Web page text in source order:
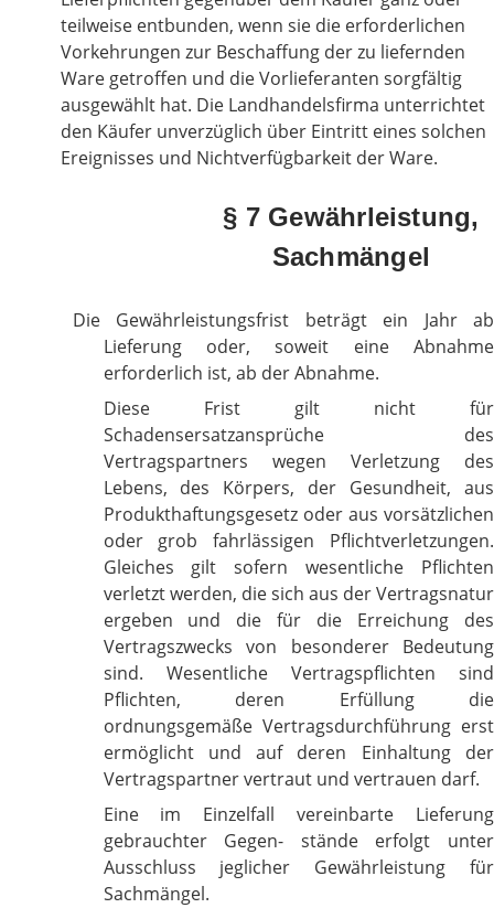
teilweise entbunden, wenn sie die erforderlichen
Vorkehrungen zur Beschaffung der zu liefernden
Ware getroffen und die Vorlieferanten sorgfältig
ausgewählt hat. Die Landhandelsfirma unterrichtet
den Käufer unverzüglich über Eintritt eines solchen
Ereignisses und Nichtverfügbarkeit der Ware.
§ 7 Gewährleistung,
Sachmängel
Die Gewährleistungsfrist beträgt ein Jahr ab
Lieferung oder, soweit eine Abnahme
erforderlich ist, ab der Abnahme.
Diese Frist gilt nicht für
Schadensersatzansprüche des
Vertragspartners wegen Verletzung des
Lebens, des Körpers, der Gesundheit, aus
Produkthaftungsgesetz oder aus vorsätzlichen
oder grob fahrlässigen Pflichtverletzungen.
Gleiches gilt sofern wesentliche Pflichten
verletzt werden, die sich aus der Vertragsnatur
ergeben und die für die Erreichung des
Vertragszwecks von besonderer Bedeutung
sind. Wesentliche Vertragspflichten sind
Pflichten, deren Erfüllung die
ordnungsgemäße Vertragsdurchführung erst
ermöglicht und auf deren Einhaltung der
Vertragspartner vertraut und vertrauen darf.
Eine im Einzelfall vereinbarte Lieferung
gebrauchter Gegen- stände erfolgt unter
Ausschluss jeglicher Gewährleistung für
Sachmängel.